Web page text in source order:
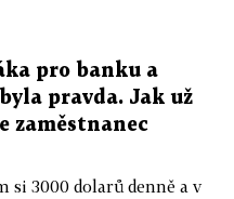
pro banku a
pravda. Jak už
zaměstnanec
si 3000 dolarů denně a v